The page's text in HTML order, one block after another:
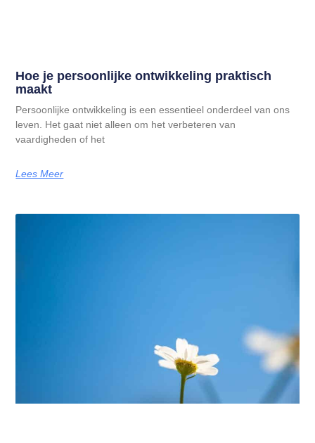
Hoe je persoonlijke ontwikkeling praktisch
maakt
Persoonlijke ontwikkeling is een essentieel onderdeel van ons
leven. Het gaat niet alleen om het verbeteren van
vaardigheden of het
Lees Meer